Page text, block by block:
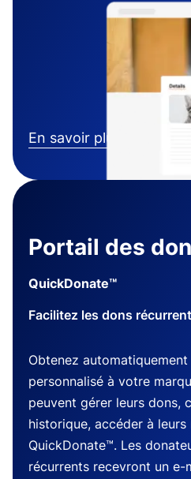
En savoir plus
Portail des
QuickDonate™
Facilitez les dons
Obtenez
personnalisé à votre
peuvent gérer leurs dons,
historique, accéder à
QuickDonate™. Les
récurrents recevront un